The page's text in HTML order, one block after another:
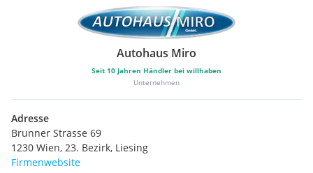
Autohaus Miro
Seit 10 Jahren Händler bei willhaben
Unternehmen
Adresse
Brunner Strasse 69
1230 Wien, 23. Bezirk, Liesing
Firmenwebsite